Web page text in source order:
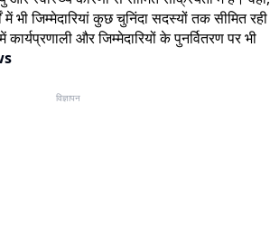
भी जिम्मेदारियां कुछ चुनिंदा सदस्यों तक सीमित रही
और जिम्मेदारियों के पुनर्वितरण पर भी
विज्ञापन